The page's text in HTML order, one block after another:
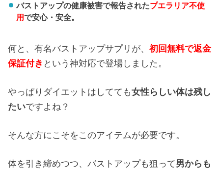
バストアップの健康被害で報告されたプエラリア不使
用で安心・安全。
何と、有名バストアップサプリが、初回無料で返金
保証付き という神対応で登場しました。
やっぱりダイエットはしてても女性らしい体は残し
たいですよね？
そんな方にこそをこのアイテムが必要です。
体を引き締めつつ、バストアップも狙って男からも